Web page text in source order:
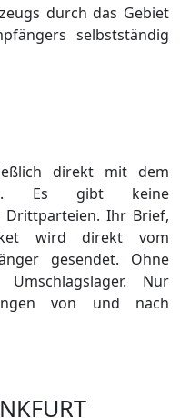
durch das Gebiet
selbstständig
direkt mit dem
Es gibt keine
Drittparteien. Ihr Brief,
wird direkt vom
gesendet. Ohne
Nur
von und nach